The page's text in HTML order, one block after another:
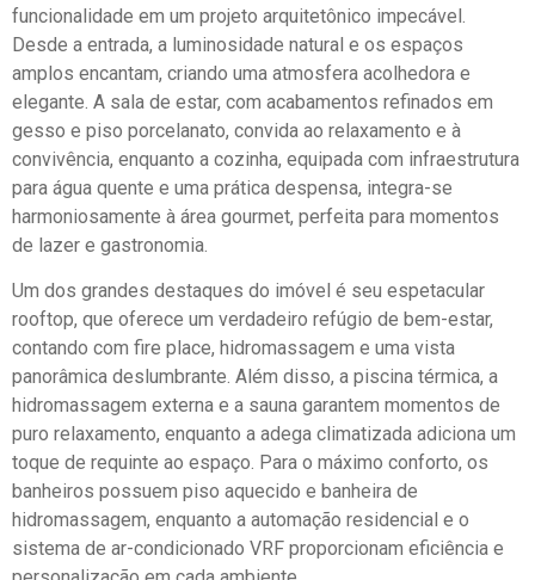
funcionalidade em um projeto arquitetônico impecável.
Desde a entrada, a luminosidade natural e os espaços
amplos encantam, criando uma atmosfera acolhedora e
elegante. A sala de estar, com acabamentos refinados em
gesso e piso porcelanato, convida ao relaxamento e à
convivência, enquanto a cozinha, equipada com infraestrutura
para água quente e uma prática despensa, integra-se
harmoniosamente à área gourmet, perfeita para momentos
de lazer e gastronomia.
Um dos grandes destaques do imóvel é seu espetacular
rooftop, que oferece um verdadeiro refúgio de bem-estar,
contando com fire place, hidromassagem e uma vista
panorâmica deslumbrante. Além disso, a piscina térmica, a
hidromassagem externa e a sauna garantem momentos de
puro relaxamento, enquanto a adega climatizada adiciona um
toque de requinte ao espaço. Para o máximo conforto, os
banheiros possuem piso aquecido e banheira de
hidromassagem, enquanto a automação residencial e o
sistema de ar-condicionado VRF proporcionam eficiência e